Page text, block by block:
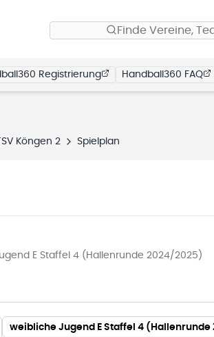
Finde Vereine,
Registrierung Handball360 FAQ
TSV Köngen 2 Spielplan
E Staffel 4 (Hallenrunde 2024/2025)
weibliche Jugend E Staffel 4 (Hallenrunde